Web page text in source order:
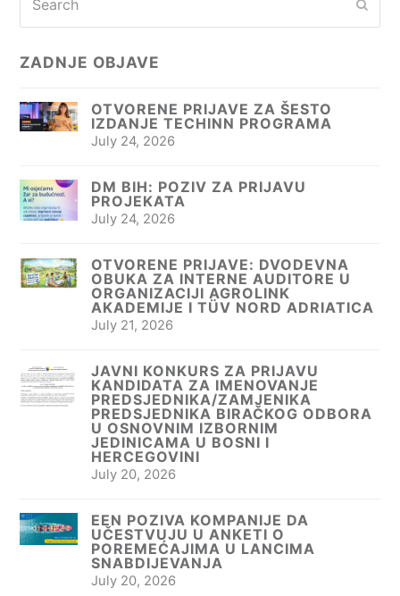
ZADNJE OBJAVE
OTVORENE PRIJAVE ZA ŠESTO
IZDANJE TECHINN PROGRAMA
July 24, 2026
DM BIH: POZIV ZA PRIJAVU
PROJEKATA
July 24, 2026
OTVORENE PRIJAVE: DVODEVNA
OBUKA ZA INTERNE AUDITORE U
ORGANIZACIJI AGROLINK
AKADEMIJE I TÜV NORD ADRIATICA
July 21, 2026
JAVNI KONKURS ZA PRIJAVU
KANDIDATA ZA IMENOVANJE
PREDSJEDNIKA/ZAMJENIKA
PREDSJEDNIKA BIRAČKOG ODBORA
U OSNOVNIM IZBORNIM
JEDINICAMA U BOSNI I
HERCEGOVINI
July 20, 2026
EEN POZIVA KOMPANIJE DA
UČESTVUJU U ANKETI O
POREMEĆAJIMA U LANCIMA
SNABDIJEVANJA
July 20, 2026